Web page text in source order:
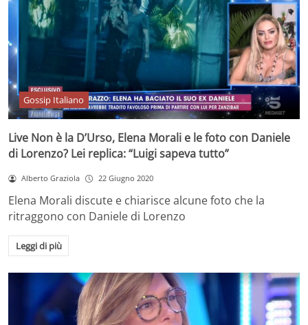
Gossip Italiano
Live Non è la D’Urso, Elena Morali e le foto con Daniele
di Lorenzo? Lei replica: “Luigi sapeva tutto”
Alberto Graziola 22 Giugno 2020
Elena Morali discute e chiarisce alcune foto che la
ritraggono con Daniele di Lorenzo
Leggi di più